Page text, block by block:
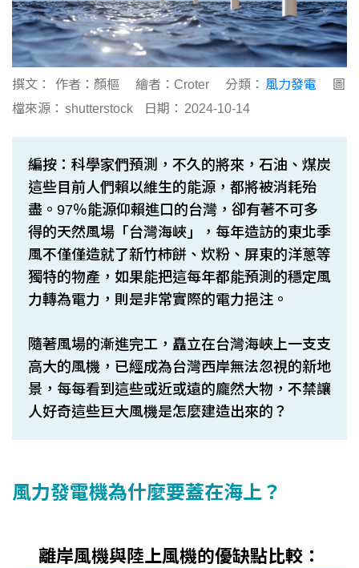
撰文： 作者：顏樞 繪者：Croter 分類： 風力發電
圖
檔來源： shutterstock 日期： 2024-10-14
編按：科學家們預測，不久的將來，石油、煤炭
這些目前人們賴以維生的能源，都將被消耗殆
盡。97％能源仰賴進口的台灣，卻有著不可多
得的天然風場「台灣海峽」，每年造訪的東北季
風不僅僅造就了新竹柿餅、炊粉、屏東的洋蔥等
獨特的物產，如果能把這每年都能預測的穩定風
力轉為電力，則是非常實際的電力挹注。
隨著風場的漸進完工，矗立在台灣海峽上一支支
高大的風機，已經成為台灣西岸無法忽視的新地
景，每每看到這些或近或遠的龐然大物，不禁讓
人好奇這些巨大風機是怎麼建造出來的？
風力發電機為什麼要蓋在海上？
離岸風機與陸上風機的優缺點比較：